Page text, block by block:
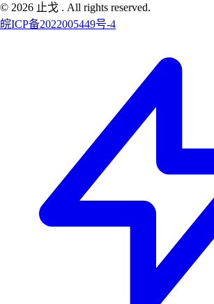
© 2026 止戈 . All rights reserved.
皖ICP备2022005449号-4